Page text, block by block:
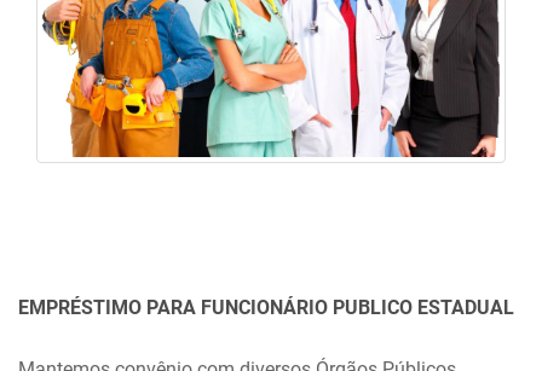
EMPRÉSTIMO PARA FUNCIONÁRIO PUBLICO ESTADUAL